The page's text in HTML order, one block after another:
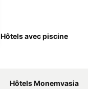
Hôtels avec piscine
Hôtels Monemvasia